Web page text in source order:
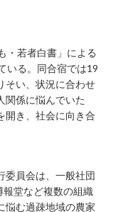
・若者白書」による
いる。同合宿では19
そい、状況に合わせ
関係に悩んでいた
開き、社会に向き合
委員会は、一般社団
堂など複数の組織
悩む過疎地域の農家